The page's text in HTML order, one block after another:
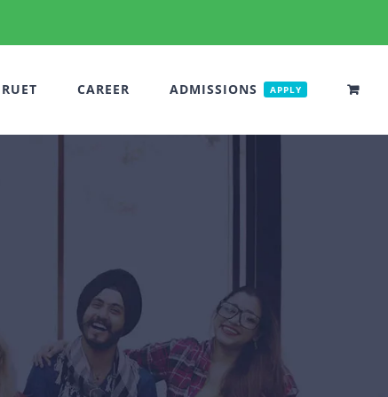
RUET CAREER ADMISSIONS APPLY